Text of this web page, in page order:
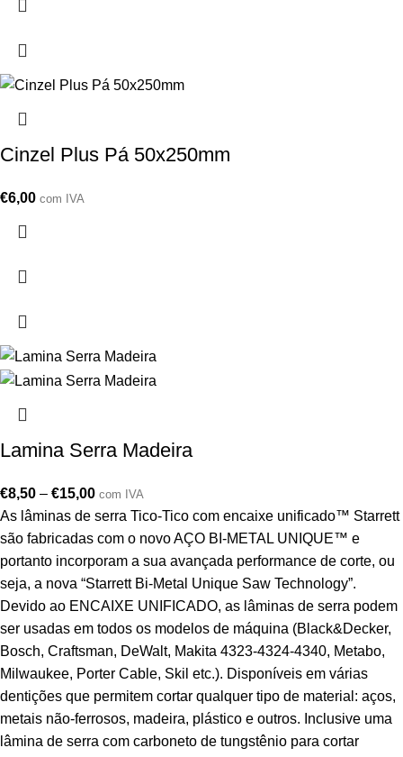
Cinzel Plus Pá 50x250mm
€6,00 com IVA
Lamina Serra Madeira
€8,50 – €15,00 com IVA
As lâminas de serra Tico-Tico com encaixe unificado™ Starrett
são fabricadas com o novo AÇO BI-METAL UNIQUE™ e
portanto incorporam a sua avançada performance de corte, ou
seja, a nova “Starrett Bi-Metal Unique Saw Technology”.
Devido ao ENCAIXE UNIFICADO, as lâminas de serra podem
ser usadas em todos os modelos de máquina (Black&Decker,
Bosch, Craftsman, DeWalt, Makita 4323-4324-4340, Metabo,
Milwaukee, Porter Cable, Skil etc.). Disponíveis em várias
dentições que permitem cortar qualquer tipo de material: aços,
metais não-ferrosos, madeira, plástico e outros. Inclusive uma
lâmina de serra com carboneto de tungstênio para cortar